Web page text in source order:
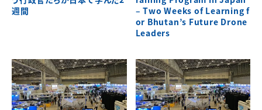
週間
– Two Weeks of Learning f
or Bhutan’s Future Drone
Leaders